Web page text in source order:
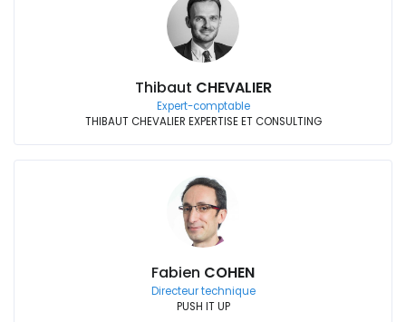
Thibaut CHEVALIER
Expert-comptable
THIBAUT CHEVALIER EXPERTISE ET CONSULTING
Fabien COHEN
Directeur technique
PUSH IT UP